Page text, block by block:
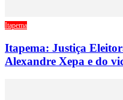
Itapema
Itapema: Justiça
Alexandre Xepa e do